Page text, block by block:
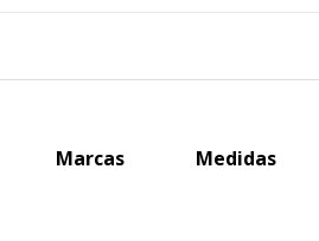
Marcas Medidas